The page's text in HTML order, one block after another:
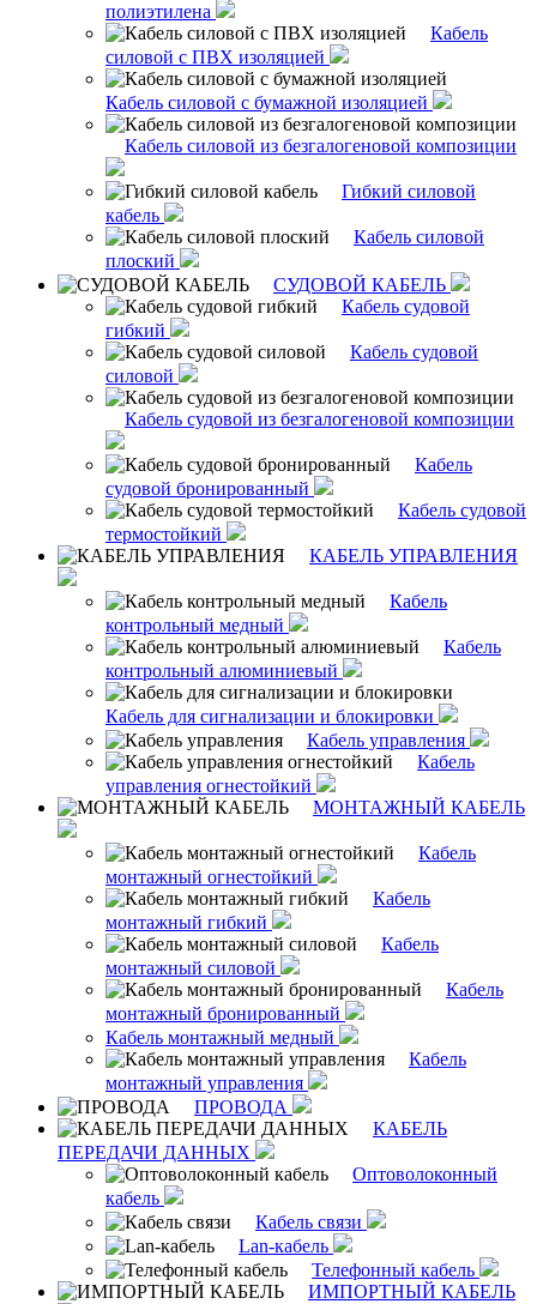
полиэтилена
Кабель
силовой с ПВХ изоляцией
Кабель силовой с бумажной изоляцией
Кабель силовой из безгалогеновой композиции
Гибкий силовой
кабель
Кабель силовой
плоский
СУДОВОЙ КАБЕЛЬ
Кабель судовой
гибкий
Кабель судовой
силовой
Кабель судовой из безгалогеновой композиции
Кабель
судовой бронированный
Кабель судовой
термостойкий
КАБЕЛЬ УПРАВЛЕНИЯ
Кабель
контрольный медный
Кабель
контрольный алюминиевый
Кабель для сигнализации и блокировки
Кабель управления
Кабель
управления огнестойкий
МОНТАЖНЫЙ КАБЕЛЬ
Кабель
монтажный огнестойкий
Кабель
монтажный гибкий
Кабель
монтажный силовой
Кабель
монтажный бронированный
Кабель монтажный медный
Кабель
монтажный управления
ПРОВОДА
КАБЕЛЬ
ПЕРЕДАЧИ ДАННЫХ
Оптоволоконный
кабель
Кабель связи
Lan-кабель
Телефонный кабель
ИМПОРТНЫЙ КАБЕЛЬ